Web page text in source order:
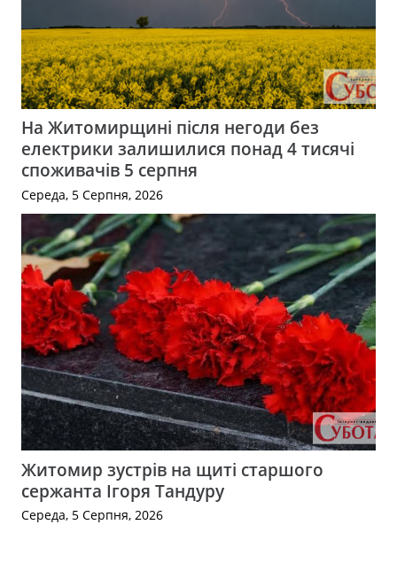
На Житомирщині після негоди без
електрики залишилися понад 4 тисячі
споживачів 5 серпня
Середа, 5 Серпня, 2026
Житомир зустрів на щиті старшого
сержанта Ігоря Тандуру
Середа, 5 Серпня, 2026